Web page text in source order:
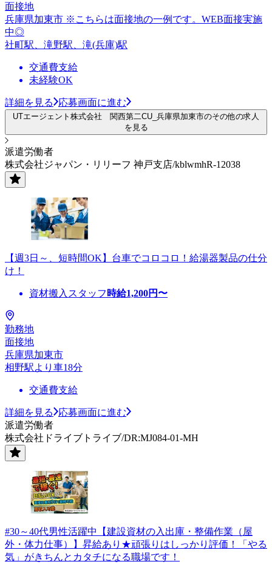
面接地
兵庫県加東市 ※こちらは面接地の一例です。WEB面接実施
中◎
社町駅、滝野駅、滝(兵庫)駅
交通費支給
未経験OK
詳細を見る 応募画面に進む
UTエージェント株式会社 関西第二CU_兵庫県加東市のその他の求人
を見る
派遣労働者
株式会社ジャパン・リリーフ 神戸支店/kblwmhR-12038
【週3日～、短時間OK】台車でコロコロ！給湯器製品の仕分
け！
資材搬入スタッフ 時給1,200円〜
勤務地
面接地
兵庫県加東市
相野駅より車18分
交通費支給
詳細を見る
応募画面に進む
派遣労働者
株式会社ドライブトライブ/DR:MJ084-01-MH
#30～40代男性活躍中【建設資材の入出庫・整備作業（屋
外・体力仕事）】昇給あり★頑張りはしっかり評価！「やる
気」がきちんとカタチになる職場です！